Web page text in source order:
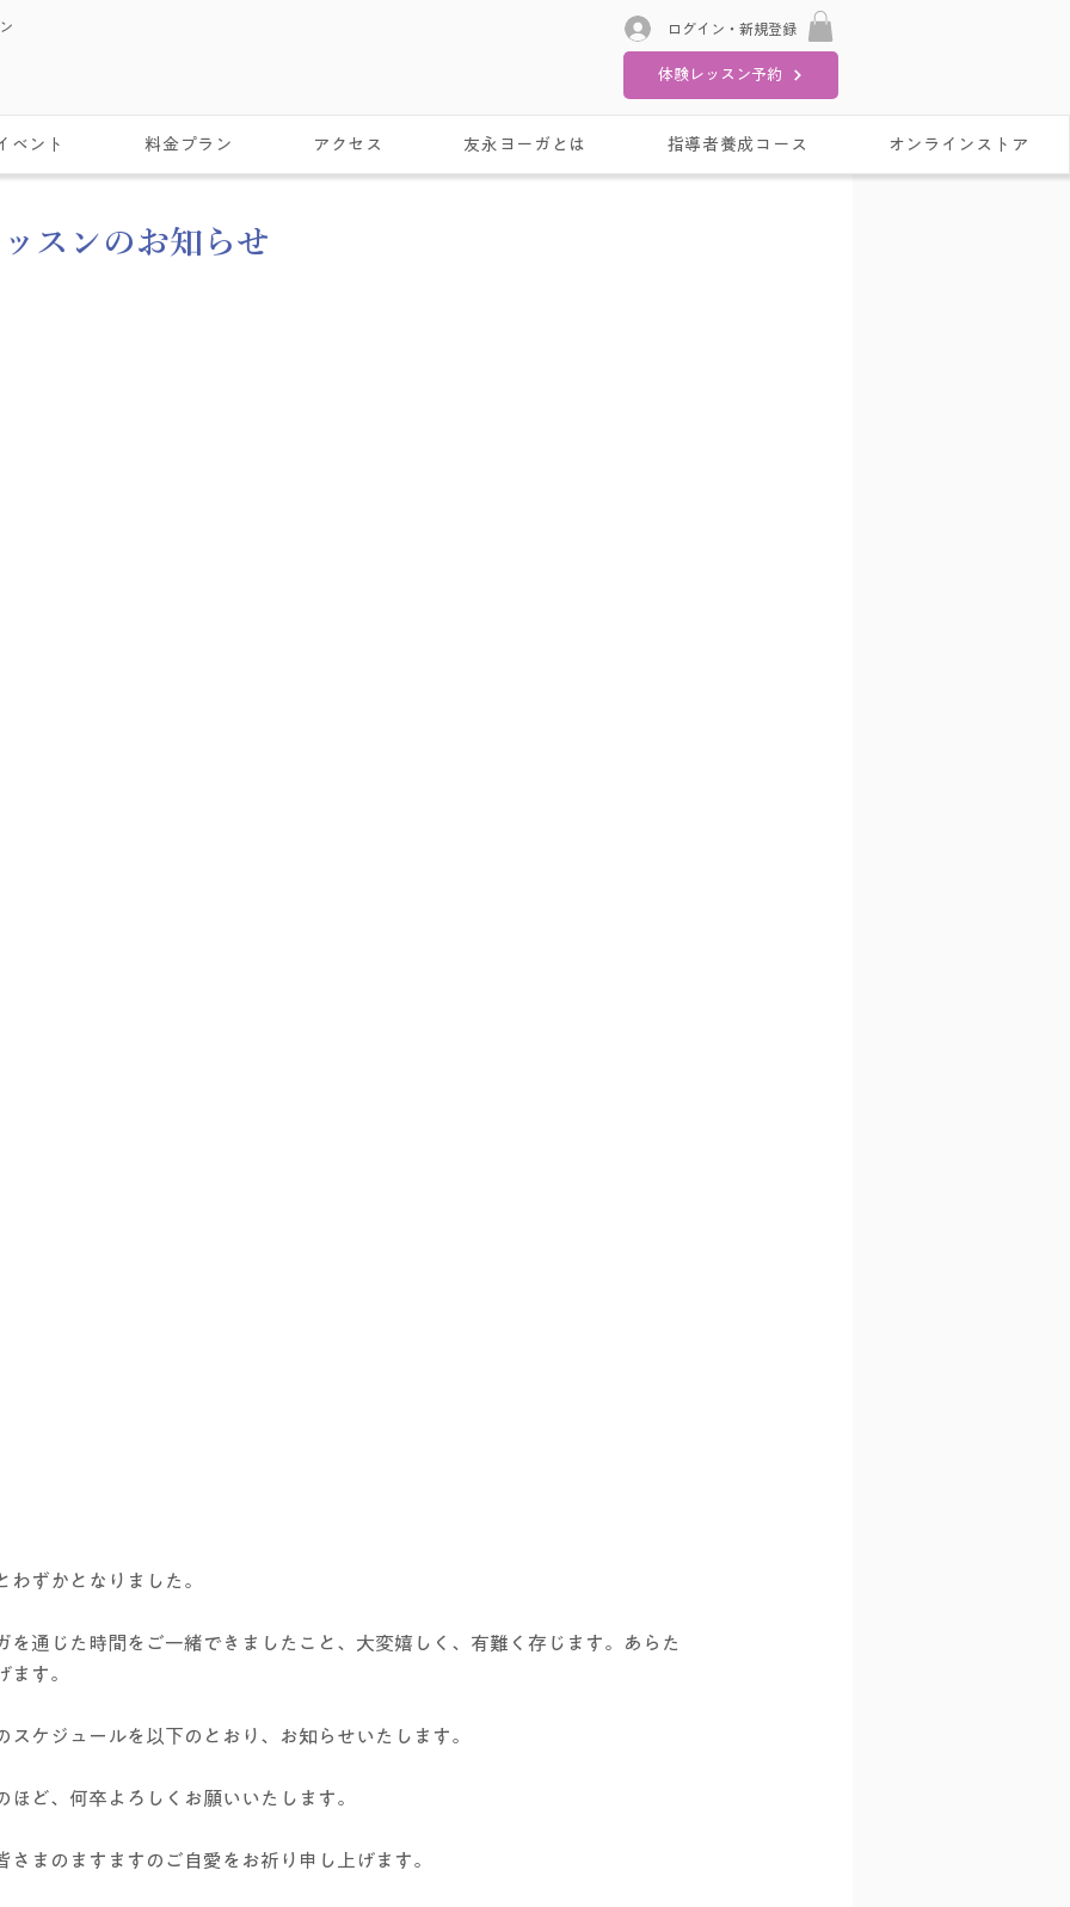
ログイン・新規登録
体験レッスン予約
ベント 料金プラン アクセス 友永ヨーガとは 指導者養成コース オンラインストア
スンのお知らせ
わずかとなりました。
を通じた時間をご一緒できましたこと、大変嬉しく、有難く存じます。あらた
ます。
スケジュールを以下のとおり、お知らせいたします。
ほど、何卒よろしくお願いいたします。
さまのますますのご自愛をお祈り申し上げます。